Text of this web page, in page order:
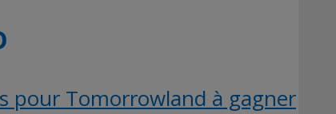
pour Tomorrowland à gagner